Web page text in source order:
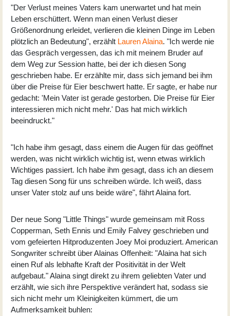
"Der Verlust meines Vaters kam unerwartet und hat mein
Leben erschüttert. Wenn man einen Verlust dieser
Größenordnung erleidet, verlieren die kleinen Dinge im Leben
plötzlich an Bedeutung", erzählt Lauren Alaina. "Ich werde nie
das Gespräch vergessen, das ich mit meinem Bruder auf
dem Weg zur Session hatte, bei der ich diesen Song
geschrieben habe. Er erzählte mir, dass sich jemand bei ihm
über die Preise für Eier beschwert hatte. Er sagte, er habe nur
gedacht: 'Mein Vater ist gerade gestorben. Die Preise für Eier
interessieren mich nicht mehr.' Das hat mich wirklich
beeindruckt."
"Ich habe ihm gesagt, dass einem die Augen für das geöffnet
werden, was nicht wirklich wichtig ist, wenn etwas wirklich
Wichtiges passiert. Ich habe ihm gesagt, dass ich an diesem
Tag diesen Song für uns schreiben würde. Ich weiß, dass
unser Vater stolz auf uns beide wäre", fährt Alaina fort.
Der neue Song "Little Things" wurde gemeinsam mit Ross
Copperman, Seth Ennis und Emily Falvey geschrieben und
vom gefeierten Hitproduzenten Joey Moi produziert. American
Songwriter schreibt über Alainas Offenheit: "Alaina hat sich
einen Ruf als lebhafte Kraft der Positivität in der Welt
aufgebaut." Alaina singt direkt zu ihrem geliebten Vater und
erzählt, wie sich ihre Perspektive verändert hat, sodass sie
sich nicht mehr um Kleinigkeiten kümmert, die um
Aufmerksamkeit buhlen: